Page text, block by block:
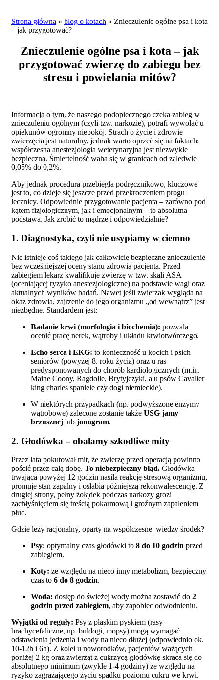
Strona główna » blog o kotach » Znieczulenie ogólne psa i kota
– jak przygotować?
Znieczulenie ogólne psa i kota – jak
przygotować zwierzę do zabiegu bez
stresu i powielania mitów?
Informacja o tym, że naszego podopiecznego czeka zabieg w
znieczuleniu ogólnym (czyli tzw. narkozie), potrafi wywołać u
opiekunów ogromny niepokój. Strach o życie i zdrowie
zwierzęcia jest naturalny, jednak warto oprzeć się na faktach:
współczesna anestezjologia weterynaryjna jest niezwykle
bezpieczna. Śmiertelność waha się w granicach od zaledwie
0,05% do 0,2%.
Aby jednak procedura przebiegła podręcznikowo, kluczowe
jest to, co dzieje się jeszcze przed przekroczeniem progu
lecznicy. Odpowiednie przygotowanie pacjenta – zarówno pod
kątem fizjologicznym, jak i emocjonalnym – to absolutna
podstawa. Jak zrobić to mądrze i odpowiedzialnie?
1. Diagnostyka, czyli nie usypiamy w ciemno
Nie istnieje coś takiego jak całkowicie bezpieczne znieczulenie
bez wcześniejszej oceny stanu zdrowia pacjenta. Przed
zabiegiem lekarz kwalifikuje zwierzę w tzw. skali ASA
(oceniającej ryzyko anestezjologiczne) na podstawie wagi oraz
aktualnych wyników badań. Nawet jeśli zwierzak wygląda na
okaz zdrowia, zajrzenie do jego organizmu „od wewnątrz” jest
niezbędne. Standardem jest:
Badanie krwi (morfologia i biochemia): pozwala
ocenić pracę nerek, wątroby i układu krwiotwórczego.
Echo serca i EKG: to konieczność u kocich i psich
seniorów (powyżej 8. roku życia) oraz u ras
predysponowanych do chorób kardiologicznych (m.in.
Maine Coony, Ragdolle, Brytyjczyki, a u psów Cavalier
king charles spaniele czy dogi niemieckie).
W niektórych przypadkach (np. podwyższone enzymy
wątrobowe) zalecone zostanie także USG jamy
brzusznej lub jonogram.
2. Głodówka – obalamy szkodliwe mity
Przez lata pokutował mit, że zwierzę przed operacją powinno
pościć przez całą dobę. To niebezpieczny błąd. Głodówka
trwająca powyżej 12 godzin nasila reakcję stresową organizmu,
promuje stan zapalny i osłabia późniejszą rekonwalescencję. Z
drugiej strony, pełny żołądek podczas narkozy grozi
zachłyśnięciem się treścią pokarmową i groźnym zapaleniem
płuc.
Gdzie leży racjonalny, oparty na współczesnej wiedzy środek?
Psy: optymalny czas głodówki to 8 do 10 godzin przed
zabiegiem.
Koty: ze względu na nieco inny metabolizm, bezpieczny
czas to 6 do 8 godzin.
Woda: dostęp do świeżej wody można zostawić do 2
godzin przed zabiegiem, aby zapobiec odwodnieniu.
Wyjątki od reguły: Psy z płaskim pyskiem (rasy
brachycefaliczne, np. buldogi, mopsy) mogą wymagać
odstawienia jedzenia i wody na nieco dłużej (odpowiednio ok.
10-12h i 6h). Z kolei u noworodków, pacjentów ważących
poniżej 2 kg oraz zwierząt z cukrzycą głodówkę skraca się do
absolutnego minimum (zwykle 1-4 godziny) ze względu na
ryzyko zagrażającego życiu spadku poziomu cukru we krwi.